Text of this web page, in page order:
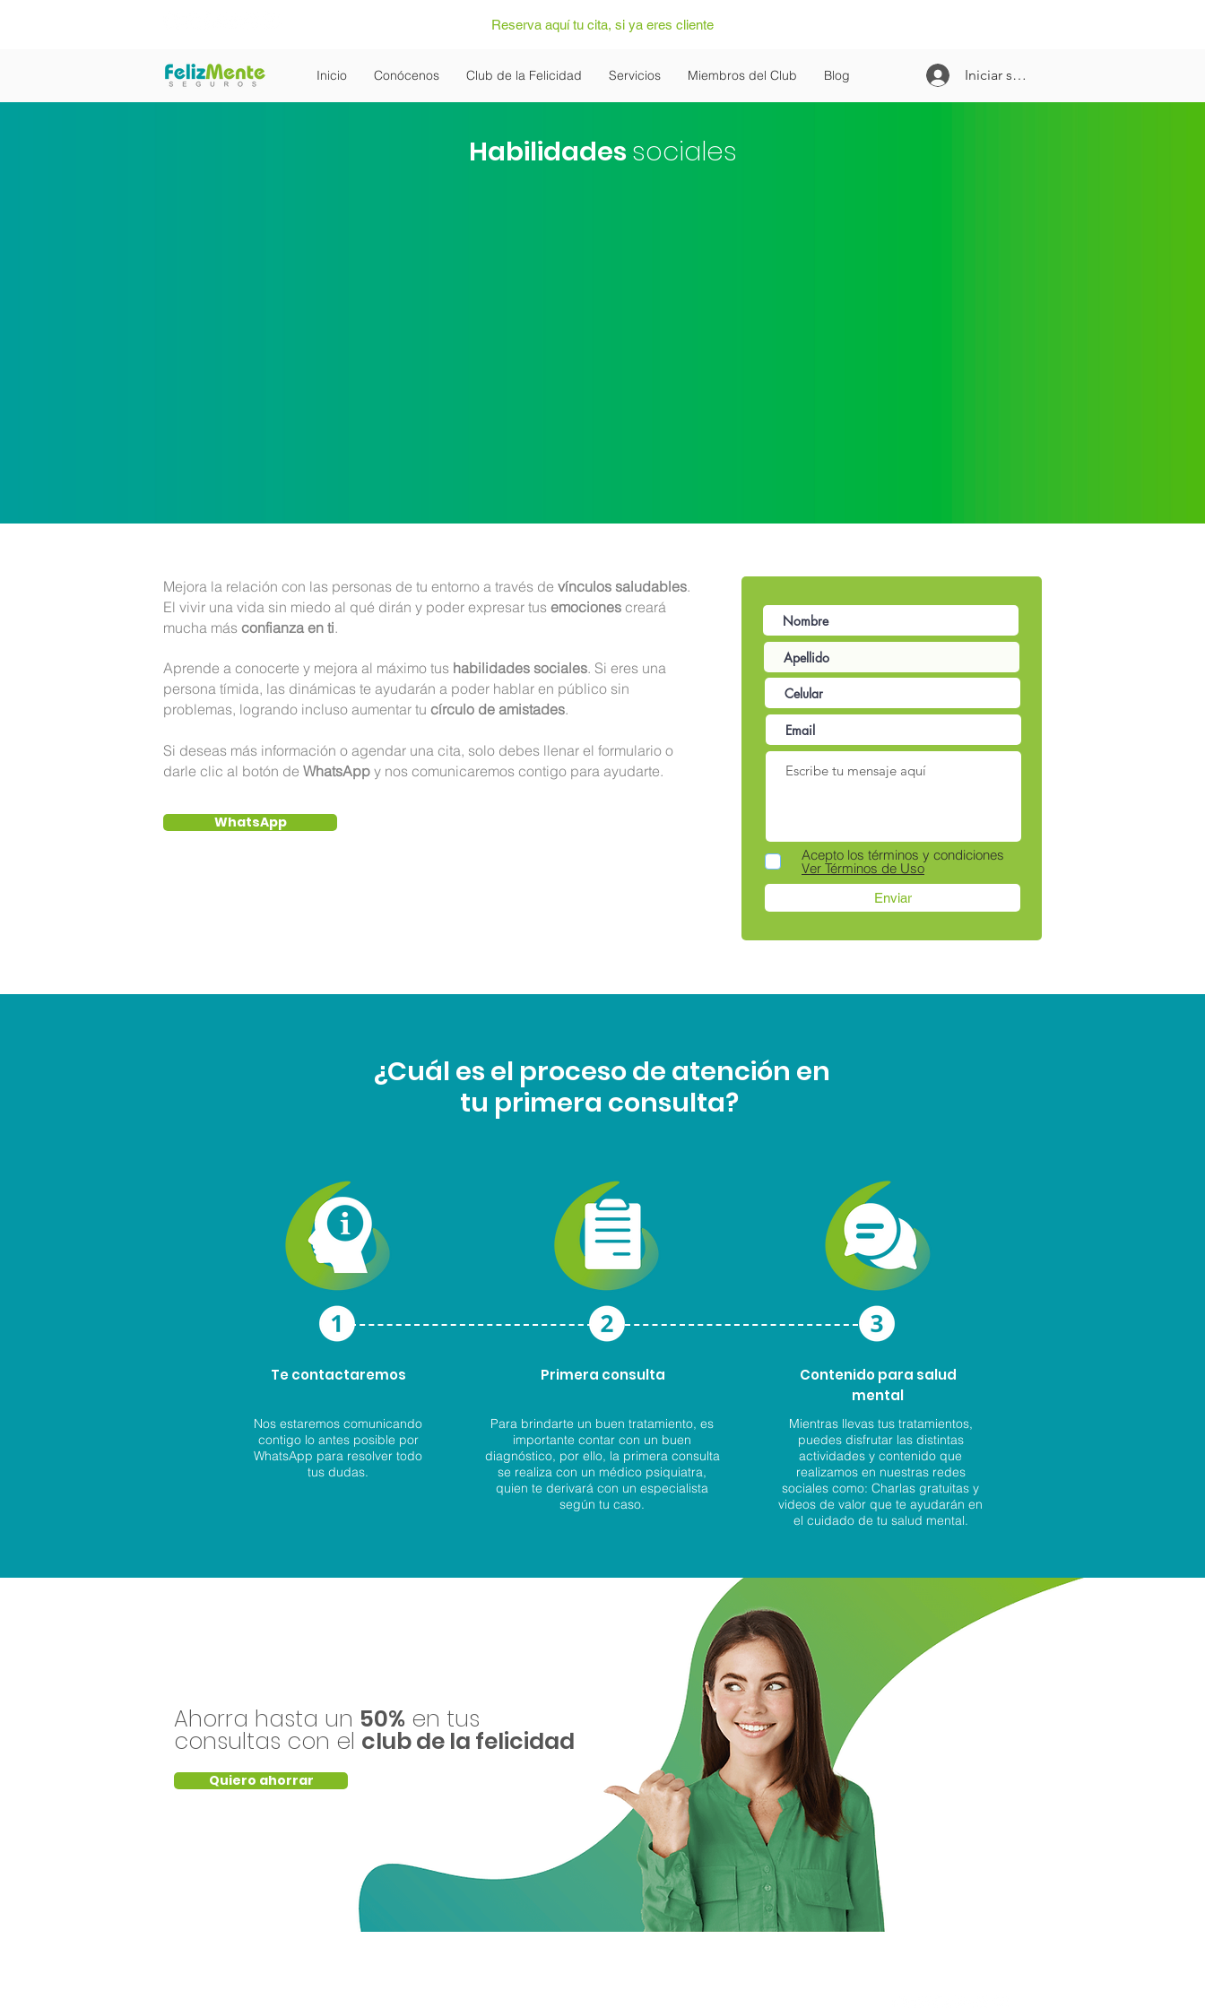
Reserva aquí tu cita, si ya eres cliente
Inicio Conócenos Club de la Felicidad Servicios Miembros del Club Blog Iniciar sesión
Habilidadessociales
Mejora la relación con las personas de tu entorno a través de vínculos saludables.
El vivir una vida sin miedo al qué dirán y poder expresar tus emociones creará
mucha más confianza en ti.
Aprende a conocerte y mejora al máximo tus habilidades sociales. Si eres una
persona tímida, las dinámicas te ayudarán a poder hablar en público sin
problemas, logrando incluso aumentar tu círculo de amistades.
Si deseas más información o agendar una cita, solo debes llenar el formulario o
darle clic al botón de WhatsApp y nos comunicaremos contigo para ayudarte.
WhatsApp
Acepto los términos y condiciones
Ver Términos de Uso
Enviar
¿Cuál es el proceso de atención en
tu primera consulta?
Te contactaremos
Nos estaremos comunicando
contigo lo antes posible por
WhatsApp para resolver todo
tus dudas.
Primera consulta
Para brindarte un buen tratamiento, es
importante contar con un buen
diagnóstico, por ello, la primera consulta
se realiza con un médico psiquiatra,
quien te derivará con un especialista
según tu caso.
Contenido para salud
mental
Mientras llevas tus tratamientos,
puedes disfrutar las distintas
actividades y contenido que
realizamos en nuestras redes
sociales como: Charlas gratuitas y
videos de valor que te ayudarán en
el cuidado de tu salud mental.
Ahorra hasta un 50% en tus
consultas con el club de la felicidad
Quiero ahorrar